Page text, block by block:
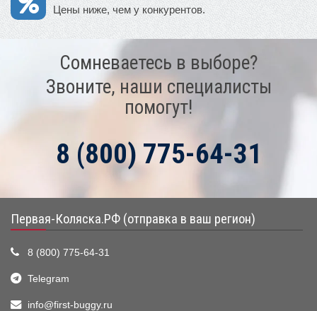
Цены ниже, чем у конкурентов.
Сомневаетесь в выборе?
Звоните, наши специалисты
помогут!
8 (800) 775-64-31
Первая-Коляска.РФ (отправка в ваш регион)
8 (800) 775-64-31
Telegram
info@first-buggy.ru